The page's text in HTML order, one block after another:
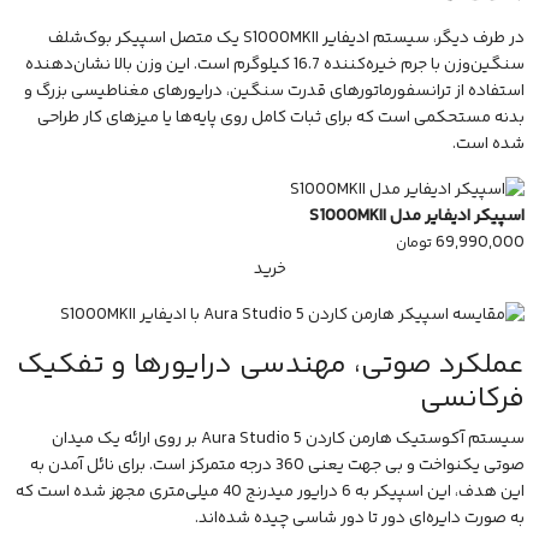
در طرف دیگر، سیستم ادیفایر S1000MKII یک متصل اسپیکر بوک‌شلف
سنگین‌وزن با جرم خیره‌کننده 16.7 کیلوگرم است. این وزن بالا نشان‌دهنده
استفاده از ترانسفورماتورهای قدرت سنگین، درایورهای مغناطیسی بزرگ و
بدنه مستحکمی است که برای ثبات کامل روی پایه‌ها یا میزهای کار طراحی
شده است.
اسپیکر ادیفایر مدل S1000MKII
69,990,000تومان
خرید
عملکرد صوتی، مهندسی درایورها و تفکیک
فرکانسی
سیستم آکوستیک هارمن کاردن Aura Studio 5 بر روی ارائه یک میدان
صوتی یکنواخت و بی جهت یعنی 360 درجه متمرکز است. برای نائل آمدن به
این هدف، این اسپیکر به 6 درایور میدرنج 40 میلی‌متری مجهز شده است که
به صورت دایره‌ای دور تا دور شاسی چیده شده‌اند.